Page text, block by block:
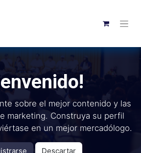
sobre el mejor contenido y las
marketing. Construya su perfil
en un mejor mercadólogo.
Descartar